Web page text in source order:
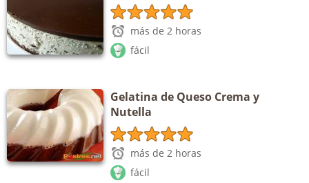
más de 2 horas
fácil
Gelatina de Queso Crema y
Nutella
más de 2 horas
fácil